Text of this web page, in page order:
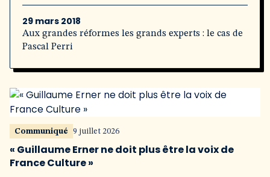
29 mars 2018
Aux grandes réformes les grands experts : le cas de
Pascal Perri
Communiqué 9 juillet 2026
« Guillaume Erner ne doit plus être la voix de
France Culture »